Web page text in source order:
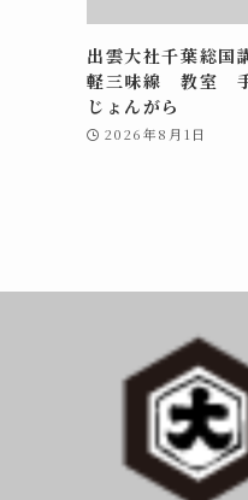
出雲大社千葉総
軽三味線 教室
じょんがら
2026年8月1日